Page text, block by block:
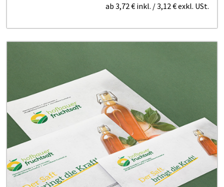
ab 3,72 € inkl. /3,12 €exkl. USt.